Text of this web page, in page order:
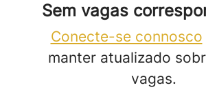
Sem vagas
Conecte-se connosco
manter atualizado
vagas.